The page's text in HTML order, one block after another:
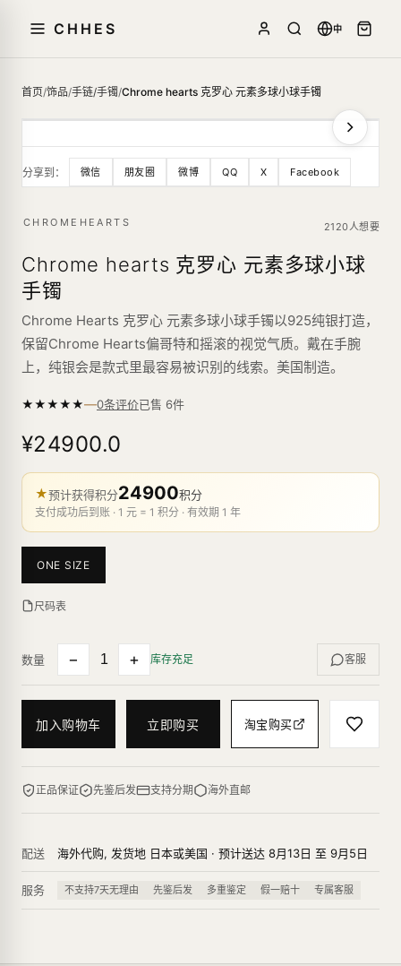
CHHES 中
首页/饰品/手链/手镯/Chrome hearts 克罗心 元素多球小球手镯
分享到： 微信 朋友圈 微博 QQ X Facebook
CHROMEHEARTS 2120人想要
Chrome hearts 克罗心 元素多球小球
手镯
Chrome Hearts 克罗心 元素多球小球手镯以925纯银打造，
保留Chrome Hearts偏哥特和摇滚的视觉气质。戴在手腕
上，纯银会是款式里最容易被识别的线索。美国制造。
★★★★★—0条评价已售 6件
¥24900.0
★预计获得积分24900积分
支付成功后到账 · 1 元 = 1 积分 · 有效期 1 年
ONE SIZE
尺码表
数量 − + 库存充足 客服
加入购物车 立即购买 淘宝购买
正品保证 先鉴后发 支持分期 海外直邮
配送 海外代购, 发货地 日本或美国 · 预计送达 8月13日 至 9月5日
服务 不支持7天无理由 先鉴后发 多重鉴定 假一赔十 专属客服